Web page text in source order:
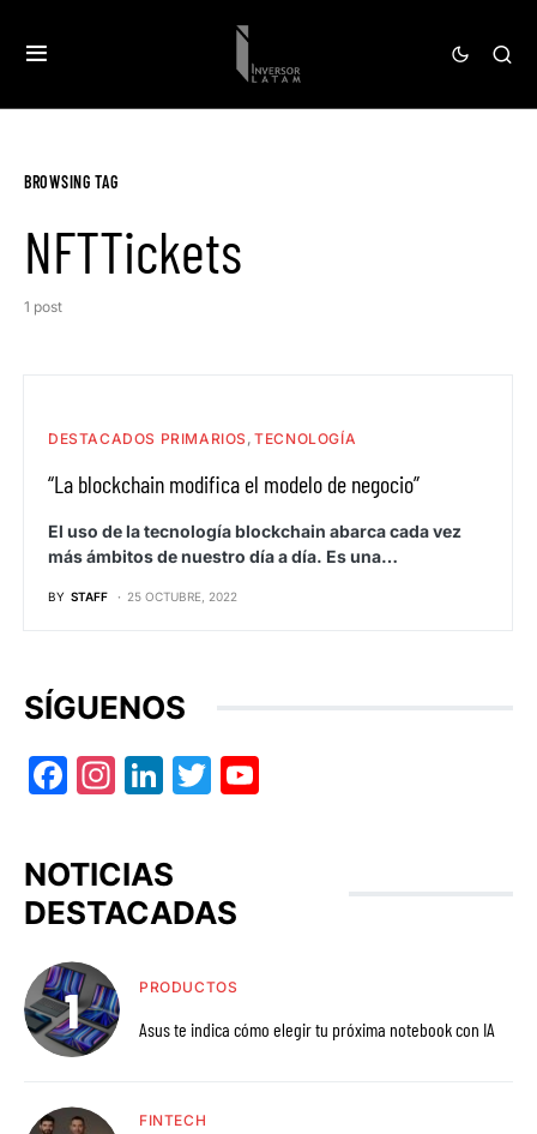
BROWSING TAG
NFTTickets
1 post
DESTACADOS PRIMARIOS TECNOLOGÍA
“La blockchain modifica el modelo de negocio”
El uso de la tecnología blockchain abarca cada vez
más ámbitos de nuestro día a día. Es una…
BY STAFF 25 OCTUBRE, 2022
SÍGUENOS
Facebook
Instagram
LinkedIn
Twitter
NOTICIAS
DESTACADAS
PRODUCTOS
Asus te indica cómo elegir tu próxima notebook con IA
FINTECH